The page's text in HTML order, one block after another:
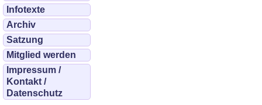
Infotexte
Archiv
Satzung
Mitglied werden
Impressum /
Kontakt /
Datenschutz